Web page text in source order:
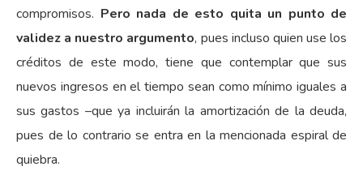
compromisos. Pero nada de esto quita un punto de
validez a nuestro argumento, pues incluso quien use los
créditos de este modo, tiene que contemplar que sus
nuevos ingresos en el tiempo sean como mínimo iguales a
sus gastos –que ya incluirán la amortización de la deuda,
pues de lo contrario se entra en la mencionada espiral de
quiebra.